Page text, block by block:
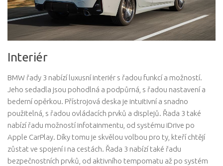
Interiér
BMW řady 3 nabízí luxusní interiér s řadou funkcí a možností.
Jeho sedadla jsou pohodlná a podpůrná, s řadou nastavení a
bederní opěrkou. Přístrojová deska je intuitivní a snadno
použitelná, s řadou ovládacích prvků a displejů. Řada 3 také
nabízí řadu možností infotainmentu, od systému iDrive po
Apple CarPlay. Díky tomu je skvělou volbou pro ty, kteří chtějí
zůstat ve spojení i na cestách. Řada 3 nabízí také řadu
bezpečnostních prvků, od aktivního tempomatu až po systém